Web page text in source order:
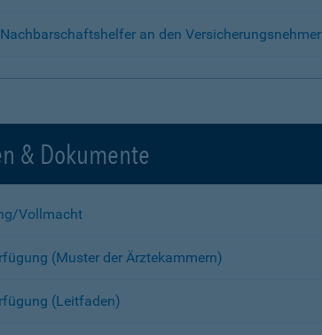
an den Versicherungsnehmer
& Dokumente
Vollmacht
(Muster der Ärztekammern)
(Leitfaden)